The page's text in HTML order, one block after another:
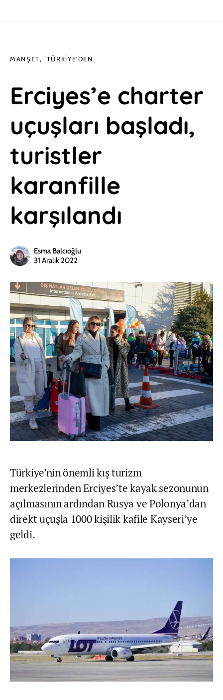
MANŞET TÜRKIYE'DEN
Erciyes’e charter
uçuşları başladı,
turistler
karanfille
karşılandı
Esma Balcıoğlu
31 Aralık 2022
Türkiye’nin önemli kış turizm
merkezlerinden Erciyes’te kayak sezonunun
açılmasının ardından Rusya ve Polonya’dan
direkt uçuşla 1000 kişilik kafile Kayseri’ye
geldi.